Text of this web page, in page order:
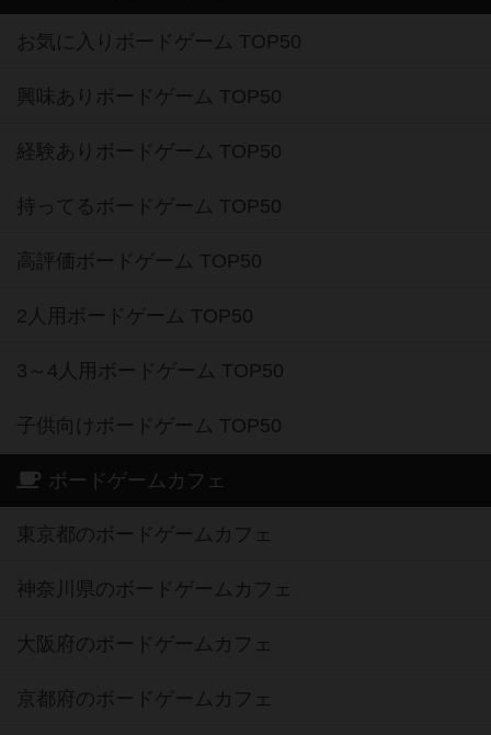
お気に入りボードゲーム TOP50
興味ありボードゲーム TOP50
経験ありボードゲーム TOP50
持ってるボードゲーム TOP50
高評価ボードゲーム TOP50
2人用ボードゲーム TOP50
3～4人用ボードゲーム TOP50
子供向けボードゲーム TOP50
ボードゲームカフェ
東京都のボードゲームカフェ
神奈川県のボードゲームカフェ
大阪府のボードゲームカフェ
京都府のボードゲームカフェ